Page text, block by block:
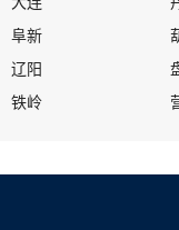
阜新
辽阳
铁岭